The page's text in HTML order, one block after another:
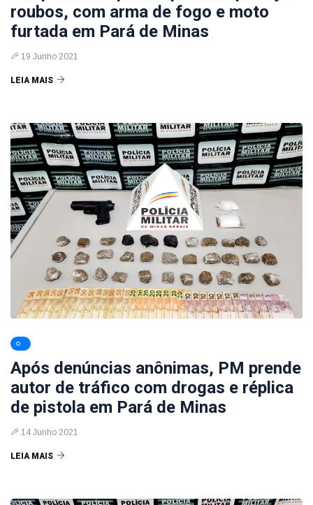
roubos, com arma de fogo e moto
furtada em Pará de Minas
19 Junho 2021
LEIA MAIS
Após denúncias anônimas, PM prende
autor de tráfico com drogas e réplica
de pistola em Pará de Minas
14 Junho 2021
LEIA MAIS